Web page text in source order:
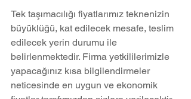
Tek taşımacılığı fiyatlarımız teknenizin
büyüklüğü, kat edilecek mesafe, teslim
edilecek yerin durumu ile
belirlenmektedir. Firma yetkililerimizle
yapacağınız kısa bilgilendirmeler
neticesinde en uygun ve ekonomik